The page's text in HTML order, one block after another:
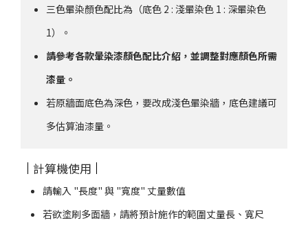
三色暈染顏色配比為（底色 2 : 淺暈染色 1 : 深暈染色
1）。
請參考各款暈染漆顏色配比介紹，並調整對應顏色所需
漆量。
若原牆面底色為深色，要改成淺色暈染牆，底色建議可
多估算油漆量。
計算機使用
請輸入 "長度" 與 "寬度" 丈量數值
若欲塗刷多面牆，請將預計施作的範圍丈量長、寬尺